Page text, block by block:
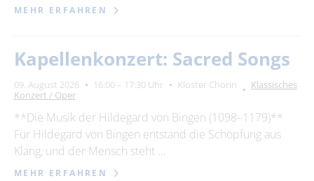
MEHR ERFAHREN
Kapellenkonzert: Sacred Songs
09. August 2026 16:00 – 17:30 Uhr Kloster Chorin
Klassisches
Konzert / Oper
**Die Musik der Hildegard von Bingen (1098–1179)**
Für Hildegard von Bingen entstand die Schöpfung aus
Klang, und der Mensch steht …
MEHR ERFAHREN